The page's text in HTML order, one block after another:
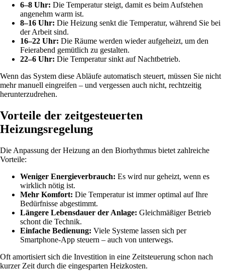
6–8 Uhr: Die Temperatur steigt, damit es beim Aufstehen
angenehm warm ist.
8–16 Uhr: Die Heizung senkt die Temperatur, während Sie bei
der Arbeit sind.
16–22 Uhr: Die Räume werden wieder aufgeheizt, um den
Feierabend gemütlich zu gestalten.
22–6 Uhr: Die Temperatur sinkt auf Nachtbetrieb.
Wenn das System diese Abläufe automatisch steuert, müssen Sie nicht
mehr manuell eingreifen – und vergessen auch nicht, rechtzeitig
herunterzudrehen.
Vorteile der zeitgesteuerten
Heizungsregelung
Die Anpassung der Heizung an den Biorhythmus bietet zahlreiche
Vorteile:
Weniger Energieverbrauch: Es wird nur geheizt, wenn es
wirklich nötig ist.
Mehr Komfort: Die Temperatur ist immer optimal auf Ihre
Bedürfnisse abgestimmt.
Längere Lebensdauer der Anlage: Gleichmäßiger Betrieb
schont die Technik.
Einfache Bedienung: Viele Systeme lassen sich per
Smartphone-App steuern – auch von unterwegs.
Oft amortisiert sich die Investition in eine Zeitsteuerung schon nach
kurzer Zeit durch die eingesparten Heizkosten.